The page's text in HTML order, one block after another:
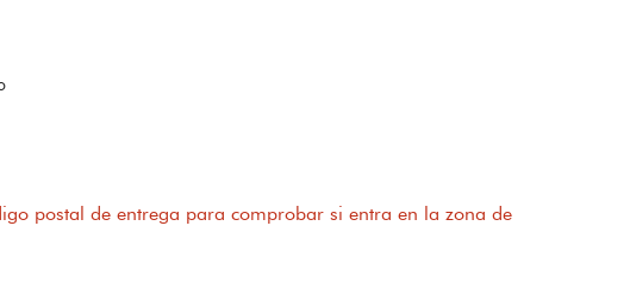
postal de entrega para comprobar si entra en la zona de